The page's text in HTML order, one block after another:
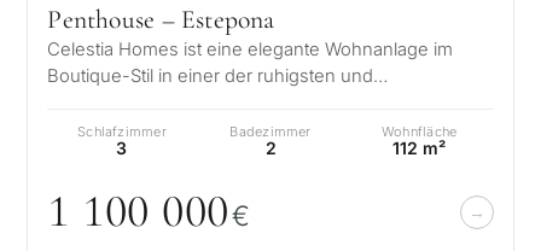
Penthouse – Estepona
Celestia Homes ist eine elegante Wohnanlage im
Boutique-Stil in einer der ruhigsten und
Schlafzimmer
3
Badezimmer
2
Wohnfläche
112 m²
1 100 000€
FRAGEBOGEN
Persönliche
Immobilienauswahl
Beantworten Sie einige Fragen und
Beratung
Senden Sie Ihre
Anfrage – wir
innerhalb von 30
Ihr Interesse *